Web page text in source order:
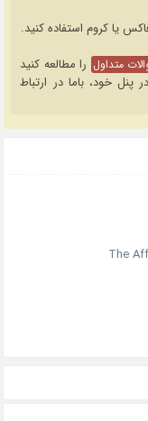
متداول را مطالعه کنید
در پنل خود، باما در ارتباط